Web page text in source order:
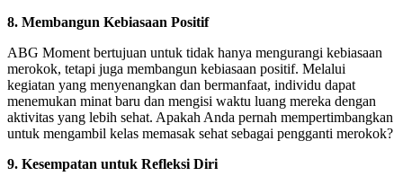
8. Membangun Kebiasaan Positif
ABG Moment bertujuan untuk tidak hanya mengurangi kebiasaan
merokok, tetapi juga membangun kebiasaan positif. Melalui
kegiatan yang menyenangkan dan bermanfaat, individu dapat
menemukan minat baru dan mengisi waktu luang mereka dengan
aktivitas yang lebih sehat. Apakah Anda pernah mempertimbangkan
untuk mengambil kelas memasak sehat sebagai pengganti merokok?
9. Kesempatan untuk Refleksi Diri